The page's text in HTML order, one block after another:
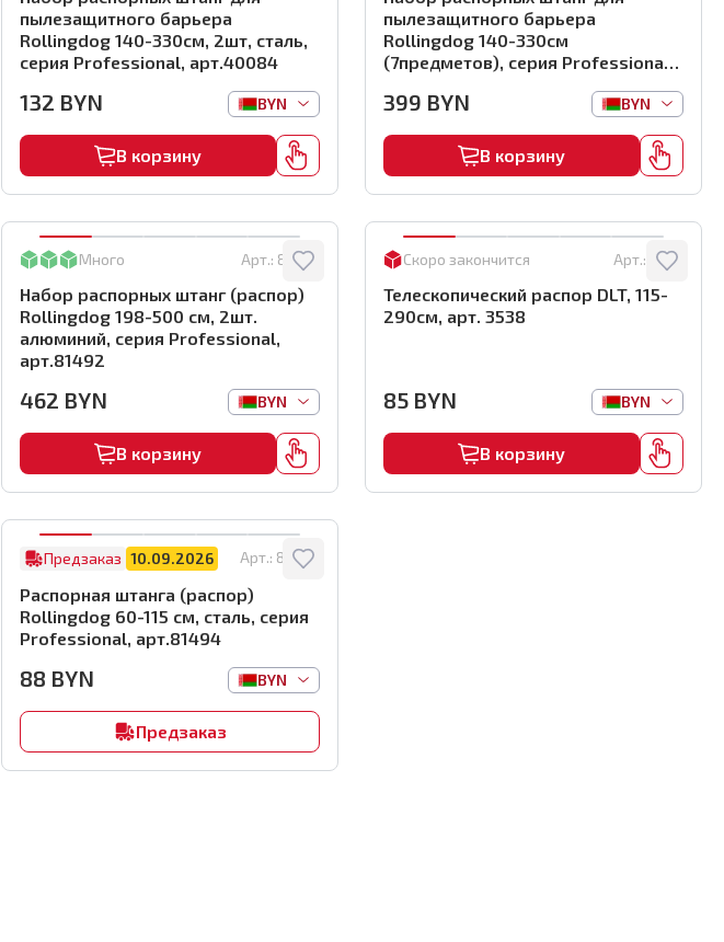
пылезащитного барьера
Rollingdog 140-330см, 2шт, сталь,
серия Professional, арт.40084
132 BYN BYN
В корзину
пылезащитного барьера
Rollingdog 140-330см
(7предметов), серия Professional,
399 BYN BYN
В корзину
Много Арт.: 81492
Набор распорных штанг (распор)
Rollingdog 198-500 см, 2шт.
алюминий, серия Professional,
арт.81492
462 BYN BYN
В корзину
Скоро закончится Арт.: 3538
Телескопический распор DLT, 115-
290см, арт. 3538
85 BYN BYN
В корзину
Предзаказ 10.09.2026 Арт.: 81494
Распорная штанга (распор)
Rollingdog 60-115 см, сталь, серия
Professional, арт.81494
88 BYN BYN
Предзаказ